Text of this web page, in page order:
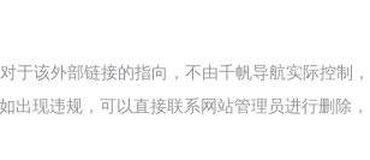
该外部链接的指向，不由千帆导航实际控制，
现违规，可以直接联系网站管理员进行删除，